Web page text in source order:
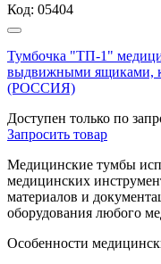
Код: 05404
Тумбочка "ТП-1"
выдвижными ящиками,
(РОССИЯ)
Доступен только по
Запросить товар
Медицинские тумбы
медицинских
материалов и
оборудования любого
Особенности